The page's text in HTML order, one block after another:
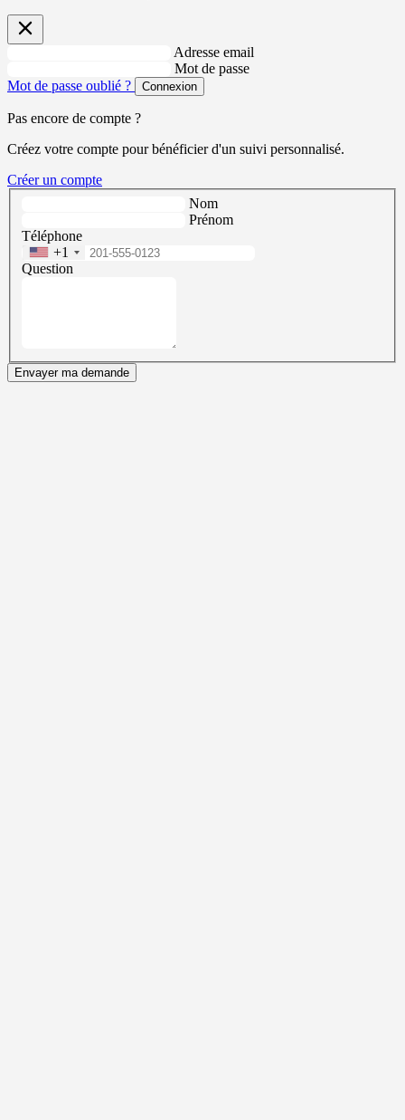
Adresse email
Mot de passe
Mot de passe oublié ?
Connexion
Pas encore de compte ?
Créez votre compte pour bénéficier d'un suivi personnalisé.
Créer un compte
Nom
Prénom
Téléphone
+1
Question
Envayer ma demande